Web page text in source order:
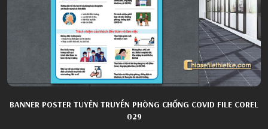
BANNER POSTER TUYÊN TRUYỀN PHÒNG CHỐNG COVID FILE COREL
029